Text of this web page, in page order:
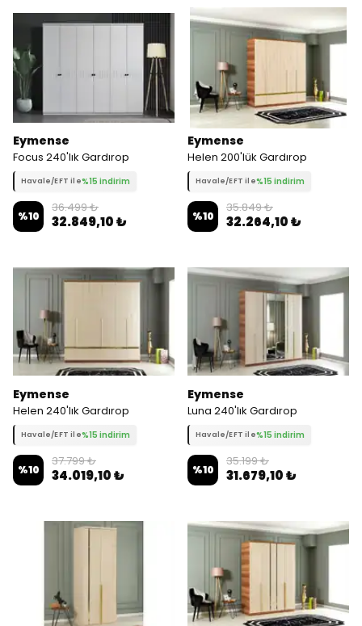
Eymense
Focus 240'lık Gardırop
Havale/EFT ile%15 indirim
%10
36.499 ₺
32.849,10 ₺
Eymense
Helen 200'lük Gardırop
Havale/EFT ile%15 indirim
%10
35.849 ₺
32.264,10 ₺
Eymense
Helen 240'lık Gardırop
Havale/EFT ile%15 indirim
%10
37.799 ₺
34.019,10 ₺
Eymense
Luna 240'lık Gardırop
Havale/EFT ile%15 indirim
%10
35.199 ₺
31.679,10 ₺